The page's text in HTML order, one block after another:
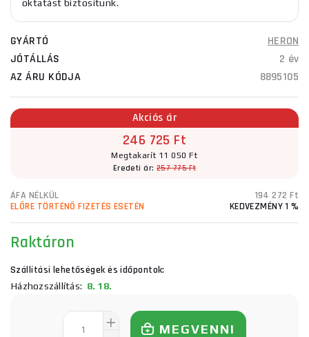
oktatást biztosítunk.
GYÁRTÓ
HERON
JÓTÁLLÁS
2 év
AZ ÁRU KÓDJA
8895105
Akciós ár
246 725 Ft
Megtakarít 11 050 Ft
Eredeti ár: 257 775 Ft
ÁFA NÉLKÜL
194 272 Ft
ELŐRE TÖRTÉNŐ FIZETÉS ESETÉN
KEDVEZMÉNY 1 %
Raktáron
Szállítási lehetőségek és időpontok:
Házhozszállítás: 8. 18.
MEGVENNI